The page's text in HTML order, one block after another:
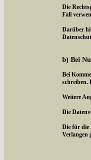
Die
Fall
Darüber
b) Bei
Bei
schreiben.
Weitere
Die
Die für die
Verlangen